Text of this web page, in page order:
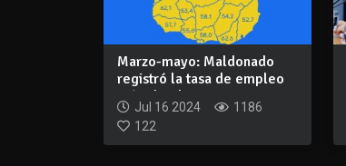
Marzo-mayo: Maldonado
registró la tasa de empleo
más alta de...
Jul 16 2024
1186
122